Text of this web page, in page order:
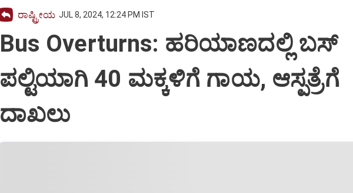
ರಾಷ್ಟ್ರೀಯ JUL 8, 2024, 12:24 PM IST
Bus Overturns: ಹರಿಯಾಣದಲ್ಲಿ ಬಸ್
ಪಲ್ಟಿಯಾಗಿ 40 ಮಕ್ಕಳಿಗೆ ಗಾಯ, ಆಸ್ಪತ್ರೆಗೆ
ದಾಖಲು